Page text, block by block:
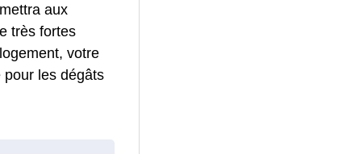
aux
très fortes
votre
les dégâts